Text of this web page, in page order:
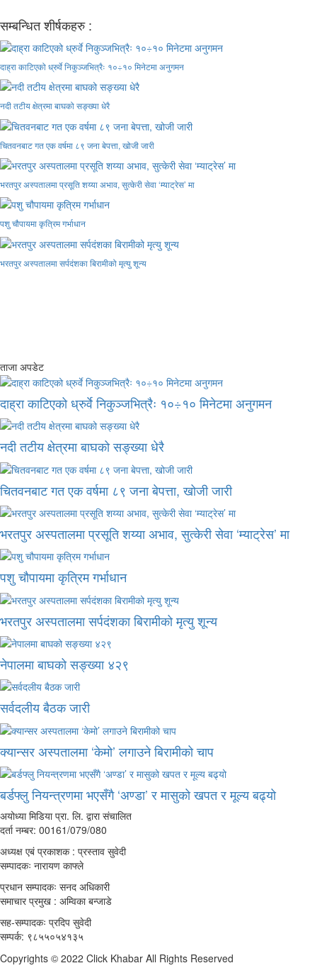
सम्बन्धित शीर्षकहरु :
दाह्रा काटिएको ध्रुर्वे निकुञ्जभित्रैः १०÷१० मिनेटमा अनुगमन
नदी तटीय क्षेत्रमा बाघको सङ्ख्या धेरै
चितवनबाट गत एक वर्षमा ८९ जना बेपत्ता, खोजी जारी
भरतपुर अस्पतालमा प्रसूति शय्या अभाव, सुत्केरी सेवा ‘म्याट्रेस’ मा
पशु चौपायमा कृत्रिम गर्भाधान
भरतपुर अस्पतालमा सर्पदंशका बिरामीको मृत्यु शून्य
ताजा अपडेट
दाह्रा काटिएको ध्रुर्वे निकुञ्जभित्रैः १०÷१० मिनेटमा अनुगमन
नदी तटीय क्षेत्रमा बाघको सङ्ख्या धेरै
चितवनबाट गत एक वर्षमा ८९ जना बेपत्ता, खोजी जारी
भरतपुर अस्पतालमा प्रसूति शय्या अभाव, सुत्केरी सेवा ‘म्याट्रेस’ मा
पशु चौपायमा कृत्रिम गर्भाधान
भरतपुर अस्पतालमा सर्पदंशका बिरामीको मृत्यु शून्य
नेपालमा बाघको सङ्ख्या ४२९
सर्वदलीय बैठक जारी
क्यान्सर अस्पतालमा ‘केमो’ लगाउने बिरामीको चाप
बर्डफ्लु नियन्त्रणमा भएसँगै ‘अण्डा’ र मासुको खपत र मूल्य बढ्यो
अयोध्या मिडिया प्रा. लि. द्वारा संचालित
दर्ता नम्बर: 00161/079/080
अध्यक्ष एबं प्रकाशक : प्रस्ताव सुवेदी
सम्पादकः नारायण काफ्ले
प्रधान सम्पादकः सनद अधिकारी
समाचार प्रमुख : अम्विका बन्जाडे
सह-सम्पादकः प्रदिप सुवेदी
सम्पर्क: ९८५५०५४१३५
Copyrights © 2022 Click Khabar All Rights Reserved